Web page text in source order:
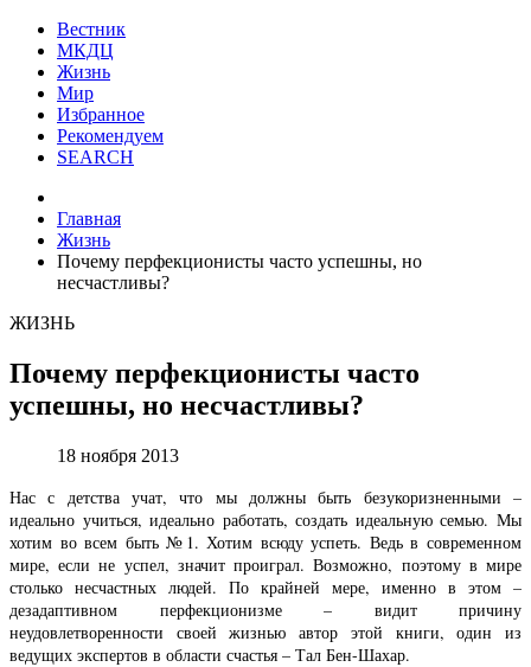
Вестник
МКДЦ
Жизнь
Мир
Избранное
Рекомендуем
SEARCH
Главная
Жизнь
Почему перфекционисты часто успешны, но
несчастливы?
ЖИЗНЬ
Почему перфекционисты часто
успешны, но несчастливы?
18 ноября 2013
Нас с детства учат, что мы должны быть безукоризненными –
идеально учиться, идеально работать, создать идеальную семью. Мы
хотим во всем быть №1. Хотим всюду успеть. Ведь в современном
мире, если не успел, значит проиграл. Возможно, поэтому в мире
столько несчастных людей. По крайней мере, именно в этом –
дезадаптивном перфекционизме – видит причину
неудовлетворенности своей жизнью автор этой книги, один из
ведущих экспертов в области счастья – Тал Бен-Шахар.